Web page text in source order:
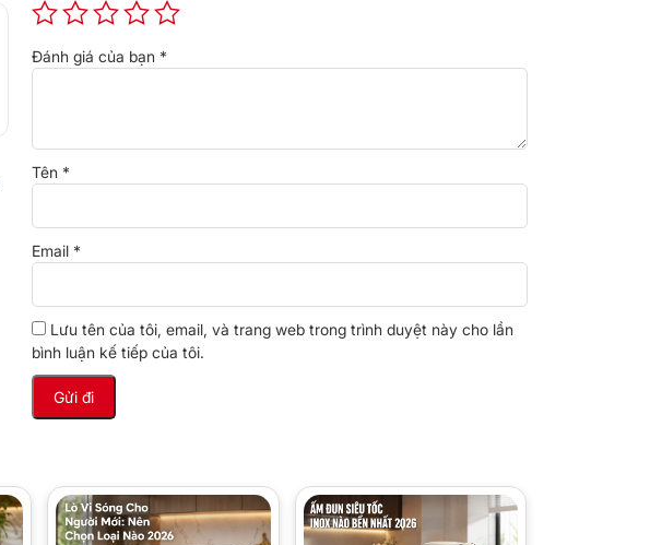
Đánh giá của bạn *
Tên *
Email *
Lưu tên của tôi, email, và trang web trong trình duyệt này cho lần
bình luận kế tiếp của tôi.